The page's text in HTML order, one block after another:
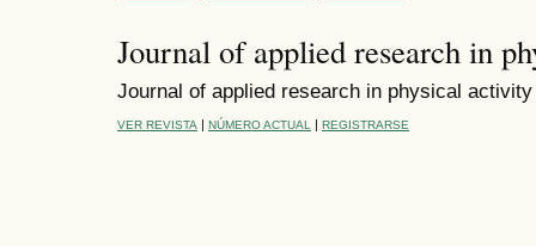
Journal of applied research in
Journal of applied research in physical activity
VER REVISTA NÚMERO ACTUAL REGISTRARSE